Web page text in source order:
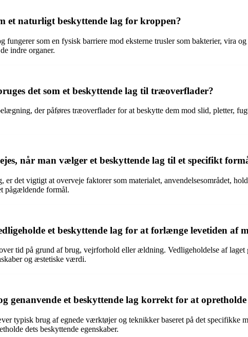
et naturligt beskyttende lag for kroppen?
fungerer som en fysisk barriere mod eksterne trusler som bakterier, vira
indre organer.
det som et beskyttende lag til træoverflader?
der påføres træoverflader for at beskytte dem mod slid, pletter,
når man vælger et beskyttende lag til et specifikt
er det vigtigt at overveje faktorer som materialet, anvendelsesområdet,
pågældende formål.
et beskyttende lag for at forlænge levetiden af
tid på grund af brug, vejrforhold eller ældning. Vedligeholdelse af
og æstetiske værdi.
genanvende et beskyttende lag korrekt for at
typisk brug af egnede værktøjer og teknikker baseret på det specifikke
dets beskyttende egenskaber.